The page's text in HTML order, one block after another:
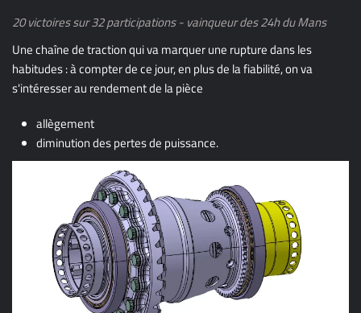
20 victoires sur 32 participations - vainqueur des 24h du Mans
Une chaîne de traction qui va marquer une rupture dans les
habitudes : à compter de ce jour, en plus de la fiabilité, on va
s'intéresser au rendement de la pièce
allègement
diminution des pertes de puissance.
Une innovation majeure : les roulements ne sont plus
assemblés, mais directement intégrés dans la pièce :
allègement et diminution des efforts
diminution de l'inertie de la denture